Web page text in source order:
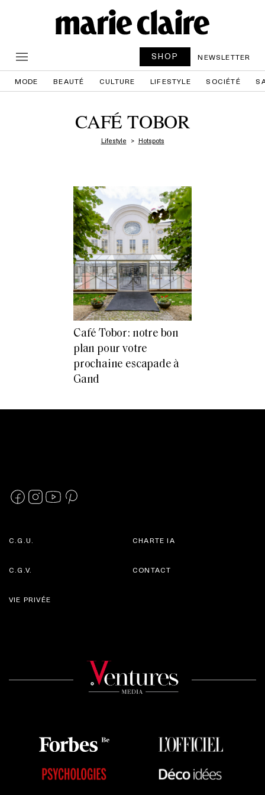
SHOP NEWSLETTER
MODE BEAUTÉ CULTURE LIFESTYLE SOCIÉTÉ
CAFÉ TOBOR
Lifestyle Hotspots
Café Tobor: notre bon
plan pour votre
prochaine escapade à
Gand
C.G.U.
C.G.V.
CHARTE IA
CONTACT
VIE PRIVÉE